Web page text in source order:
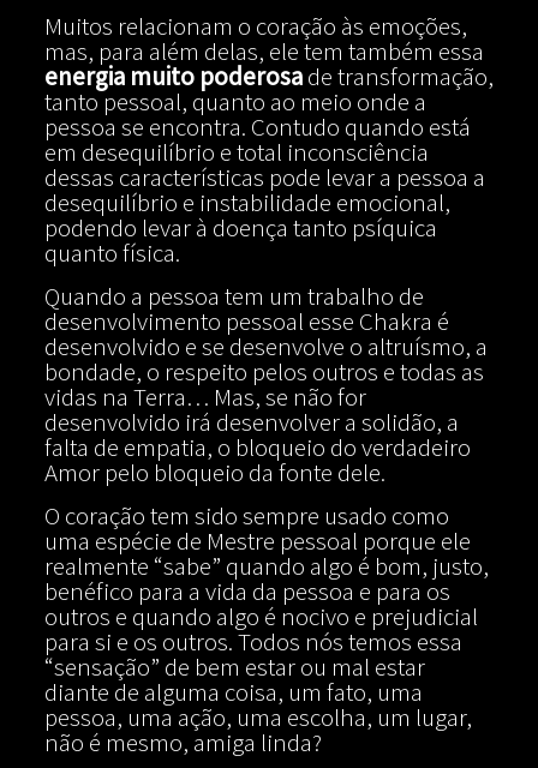
Muitos relacionam o coração às emoções,
mas, para além delas, ele tem também essa
energia muito poderosade transformação,
tanto pessoal, quanto ao meio onde a
pessoa se encontra. Contudo quando está
em desequilíbrio e total inconsciência
dessas características pode levar a pessoa a
desequilíbrio e instabilidade emocional,
podendo levar à doença tanto psíquica
quanto física.
Quando a pessoa tem um trabalho de
desenvolvimento pessoal esse Chakra é
desenvolvido e se desenvolve o altruísmo, a
bondade, o respeito pelos outros e todas as
vidas na Terra… Mas, se não for
desenvolvido irá desenvolver a solidão, a
falta de empatia, o bloqueio do verdadeiro
Amor pelo bloqueio da fonte dele.
O coração tem sido sempre usado como
uma espécie de Mestre pessoal porque ele
realmente “sabe” quando algo é bom, justo,
benéfico para a vida da pessoa e para os
outros e quando algo é nocivo e prejudicial
para si e os outros. Todos nós temos essa
“sensação” de bem estar ou mal estar
diante de alguma coisa, um fato, uma
pessoa, uma ação, uma escolha, um lugar,
não é mesmo, amiga linda?